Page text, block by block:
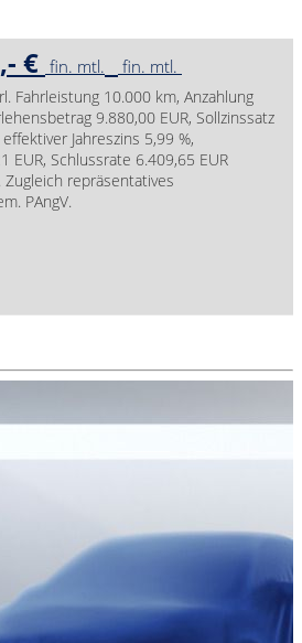
€ fin. mtl. fin. mtl.
Fahrleistung 10.000 km, Anzahlung
9.880,00 EUR, Sollzinssatz
Jahreszins 5,99 %,
EUR, Schlussrate 6.409,65 EUR
repräsentatives
PAngV.